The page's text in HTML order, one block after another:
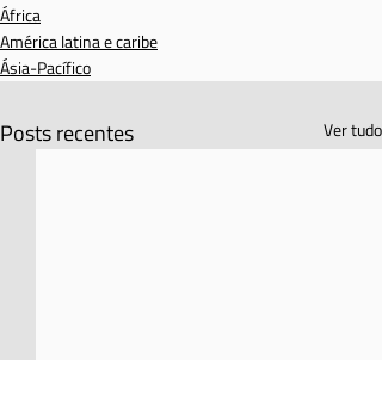
África
América latina e caribe
Ásia-Pacífico
Posts recentes Ver tudo